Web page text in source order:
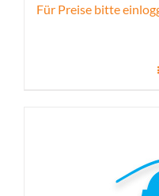
Für Preise bitte